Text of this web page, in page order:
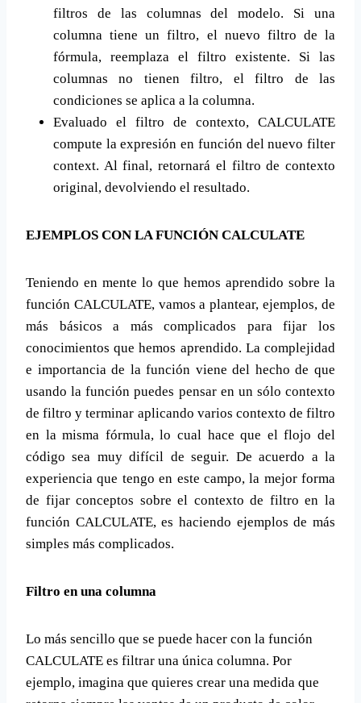
filtros de las columnas del modelo. Si una
columna tiene un filtro, el nuevo filtro de la
fórmula, reemplaza el filtro existente. Si las
columnas no tienen filtro, el filtro de las
condiciones se aplica a la columna.
Evaluado el filtro de contexto, CALCULATE
compute la expresión en función del nuevo filter
context. Al final, retornará el filtro de contexto
original, devolviendo el resultado.
EJEMPLOS CON LA FUNCIÓN CALCULATE
Teniendo en mente lo que hemos aprendido sobre la
función CALCULATE, vamos a plantear, ejemplos, de
más básicos a más complicados para fijar los
conocimientos que hemos aprendido. La complejidad
e importancia de la función viene del hecho de que
usando la función puedes pensar en un sólo contexto
de filtro y terminar aplicando varios contexto de filtro
en la misma fórmula, lo cual hace que el flojo del
código sea muy difícil de seguir. De acuerdo a la
experiencia que tengo en este campo, la mejor forma
de fijar conceptos sobre el contexto de filtro en la
función CALCULATE, es haciendo ejemplos de más
simples más complicados.
Filtro en una columna
Lo más sencillo que se puede hacer con la función
CALCULATE es filtrar una única columna. Por
ejemplo, imagina que quieres crear una medida que